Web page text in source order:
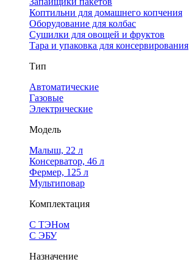
Коптильни для домашнего копчения
Оборудование для колбас
Сушилки для овощей и фруктов
Тара и упаковка для консервирования
Тип
Автоматические
Газовые
Электрические
Модель
Малыш, 22 л
Консерватор, 46 л
Фермер, 125 л
Мультиповар
Комплектация
С ТЭНом
С ЭБУ
Назначение